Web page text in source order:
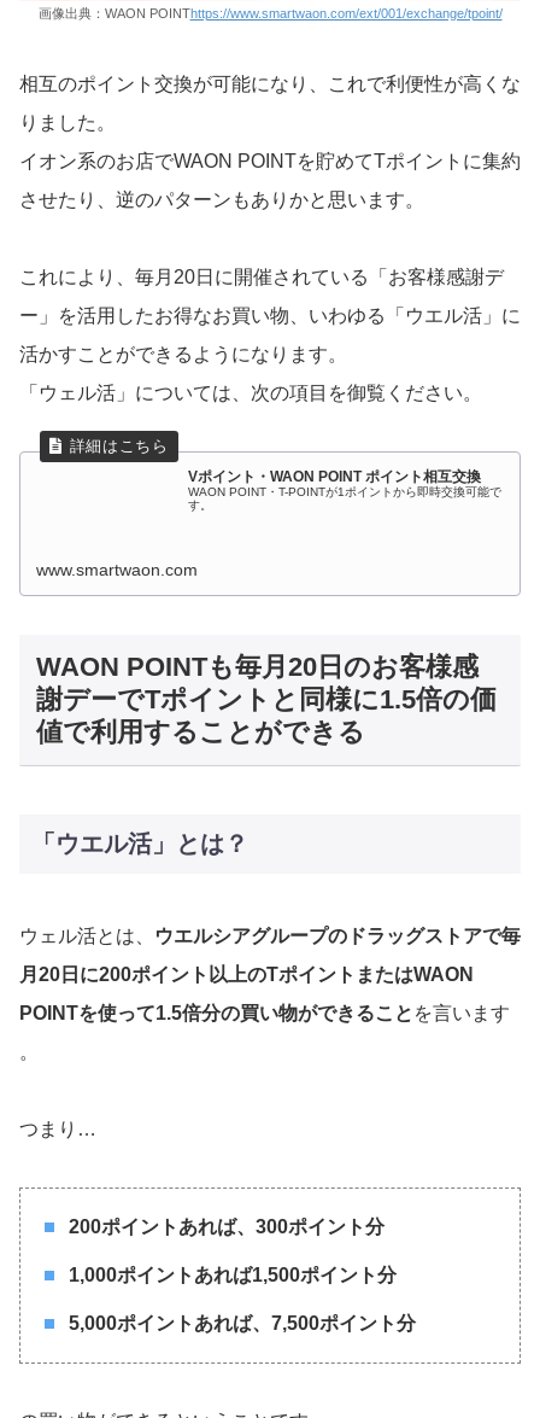
画像出典：WAON POINThttps://www.smartwaon.com/ext/001/exchange/tpoint/
相互のポイント交換が可能になり、これで利便性が高くな
りました。
イオン系のお店でWAON POINTを貯めてTポイントに集約
させたり、逆のパターンもありかと思います。
これにより、毎月20日に開催されている「お客様感謝デ
ー」を活用したお得なお買い物、いわゆる「ウエル活」に
活かすことができるようになります。
「ウェル活」については、次の項目を御覧ください。
Vポイント・WAON POINT ポイント相互交換
WAON POINT・T-POINTが1ポイントから即時交換可能で
す。
www.smartwaon.com
WAON POINTも毎月20日のお客様感
謝デーでTポイントと同様に1.5倍の価
値で利用することができる
「ウエル活」とは？
ウェル活とは、
ウエルシアグループのドラッグストアで毎
月20日に200ポイント以上のTポイントまたはWAON
POINTを使って1.5倍分の買い物ができること を言います
。
つまり…
200ポイントあれば、300ポイント分
1,000ポイントあれば1,500ポイント分
5,000ポイントあれば、7,500ポイント分